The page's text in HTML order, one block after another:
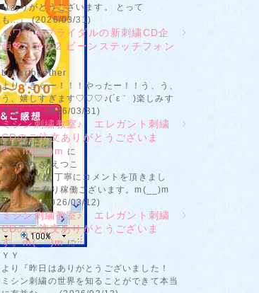
りありがとうございます。 とって
も...』 (2026/03/31)
ハワイ＆ブライダルの新刺繍CD企
画💖 その2 ビーンステッチフォン
ト に
bettertogether
より『きゃー！！！やったー！！う、う、
う、嬉しすぎます♡♡♡♪(´ε｀ )楽しみす
ぎま...』 (2026/03/31)
ミシン刺繍教室♪ エレガント刺繍
CDのご注文ありがとうございま
す。m(__)m に
くろやなぎ えつこ
より『YY様 丁寧にコメントを頂きまし
て、 誠に有り稼働ございます。m(__)m
ミシ...』 (2026/03/12)
ミシン刺繍教室♪ エレガント刺繍
CDのご注文ありがとうございま
す。m(__)mに
ＹＹ
より『昨日はありがとうございました！
ミシン刺繍の世界を知ることができて本当